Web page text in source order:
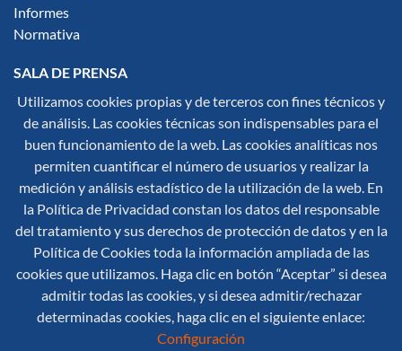
Informes
Normativa
SALA DE PRENSA
Notas de Prensa
Noticias
Multimedia
Infografías
Síguenos en redes sociales:
© 2026 Secretaría General de Protección Civil y Emergencias
Utilizamos cookies propias y de terceros con fines técnicos y
de análisis. Las cookies técnicas son indispensables para el
buen funcionamiento de la web. Las cookies analíticas nos
permiten cuantificar el número de usuarios y realizar la
medición y análisis estadístico de la utilización de la web. En
la Política de Privacidad constan los datos del responsable
del tratamiento y sus derechos de protección de datos y en la
Política de Cookies toda la información ampliada de las
cookies que utilizamos. Haga clic en botón “Aceptar” si desea
admitir todas las cookies, y si desea admitir/rechazar
determinadas cookies, haga clic en el siguiente enlace:
Configuración